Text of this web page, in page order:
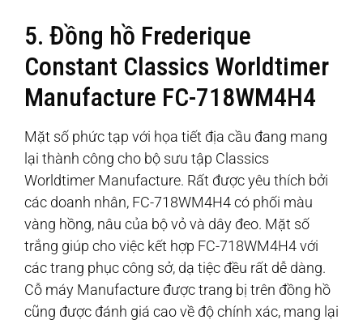
5. Đồng hồ Frederique
Constant Classics Worldtimer
Manufacture FC-718WM4H4
Mặt số phức tạp với họa tiết địa cầu đang mang
lại thành công cho bộ sưu tập Classics
Worldtimer Manufacture. Rất được yêu thích bởi
các doanh nhân, FC-718WM4H4 có phối màu
vàng hồng, nâu của bộ vỏ và dây đeo. Mặt số
trắng giúp cho việc kết hợp FC-718WM4H4 với
các trang phục công sở, dạ tiệc đều rất dễ dàng.
Cỗ máy Manufacture được trang bị trên đồng hồ
cũng được đánh giá cao về độ chính xác, mang lại